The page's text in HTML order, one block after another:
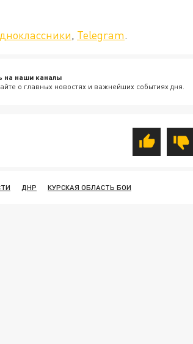
, Telegram.
на наши каналы
о главных новостях и важнейших событиях дня.
ДНР КУРСКАЯ ОБЛАСТЬ БОИ